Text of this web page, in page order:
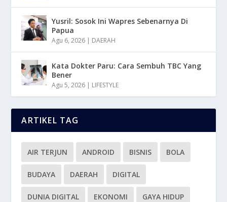
Yusril: Sosok Ini Wapres Sebenarnya Di
Papua
Agu 6, 2026 | DAERAH
Kata Dokter Paru: Cara Sembuh TBC Yang
Bener
Agu 5, 2026 | LIFESTYLE
ARTIKEL TAG
AIR TERJUN ANDROID BISNIS BOLA
BUDAYA DAERAH DIGITAL
DUNIA DIGITAL EKONOMI GAYA HIDUP